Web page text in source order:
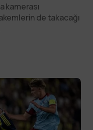
kamerası
de takacağı